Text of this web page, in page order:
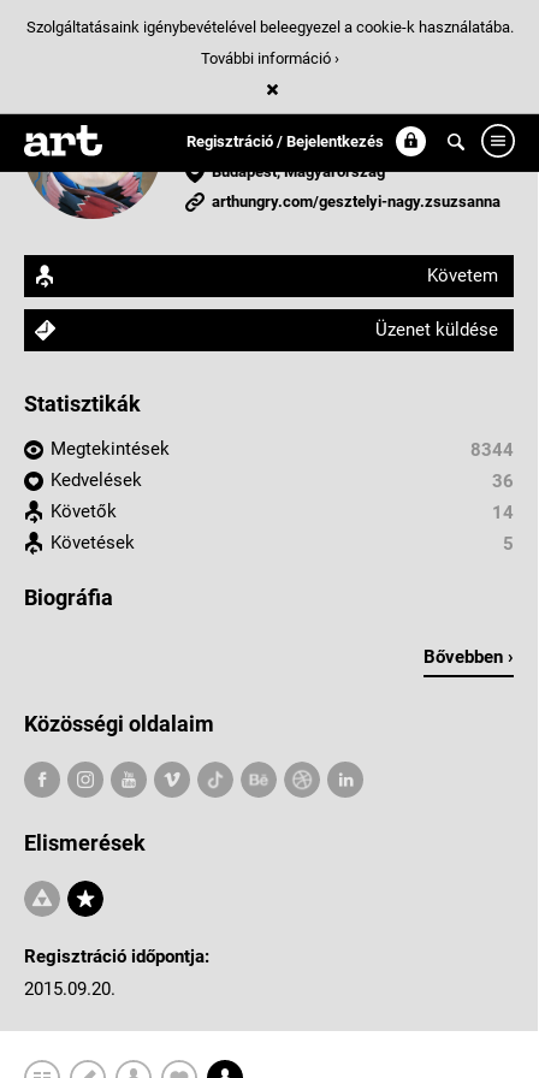
Regisztráció / Bejelentkezés
Gesztelyi Nagy Zsuzsanna
képzőművész
Budapest, Magyarország
arthungry.com/gesztelyi-nagy.zsuzsanna
Követem
Üzenet küldése
Statisztikák
Megtekintések
8344
Kedvelések
36
Követők
14
Követések
5
Biográfia
Bővebben ›
Közösségi oldalaim
Elismerések
Regisztráció időpontja:
2015.09.20.
Szolgáltatásaink igénybevételével beleegyezel a cookie-k használatába.
További információ ›